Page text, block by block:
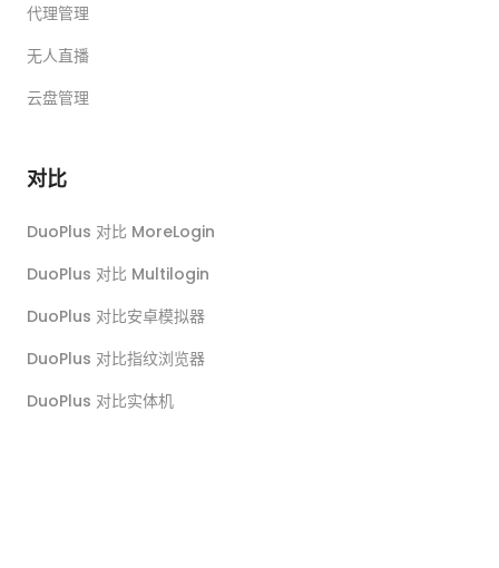
代理管理
无人直播
云盘管理
对比
DuoPlus 对比 MoreLogin
DuoPlus 对比 Multilogin
DuoPlus 对比安卓模拟器
DuoPlus 对比指纹浏览器
DuoPlus 对比实体机